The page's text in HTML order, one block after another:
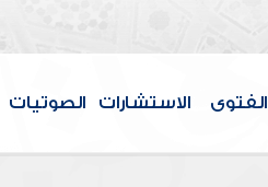
الفتوى الاستشارات الصوتيات